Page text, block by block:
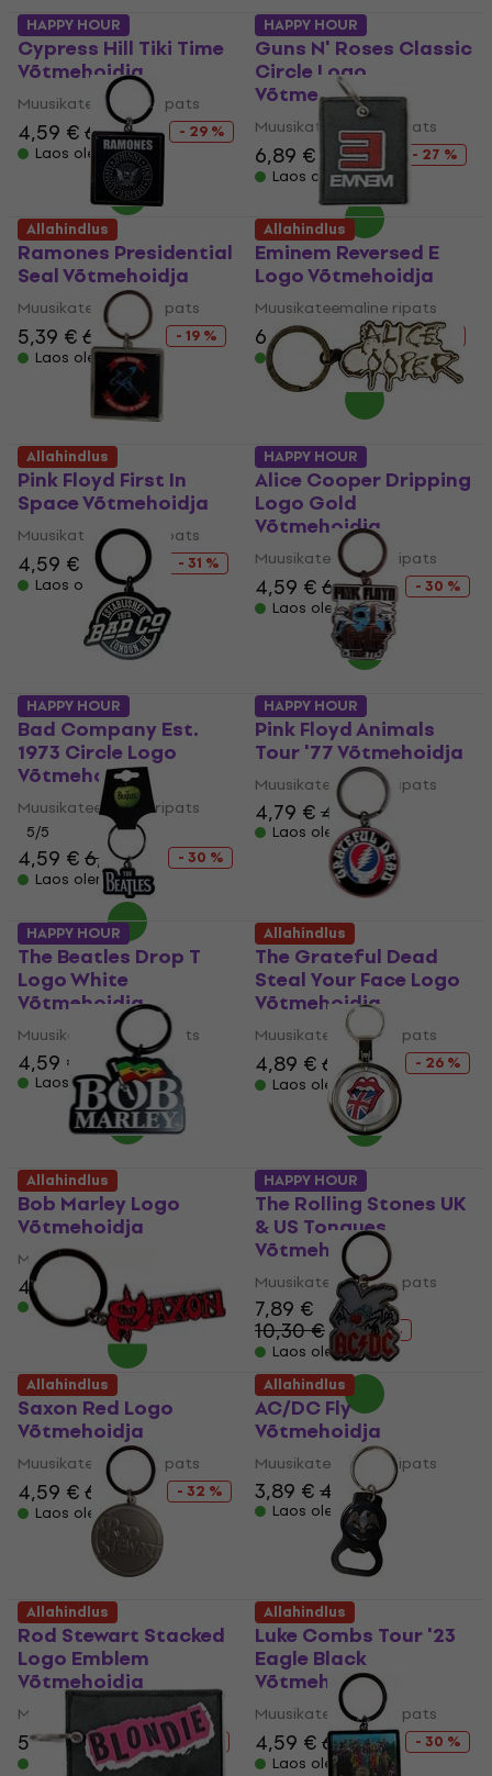
Cypress Hill Tiki Time
Võtmehoidja
Muusikateemaline ripats
4,59 €6,49 €
- 29 %
Laos olemas
Guns N' Roses Classic
Circle Logo
Võtmehoidja
Muusikateemaline ripats
6,89 € 9,39 €
- 27 %
Laos olemas
HAPPY HOUR
Ramones Presidential
Seal Võtmehoidja
Muusikateemaline ripats
5,39 €6,69 €
- 19 %
Laos olemas
HAPPY HOUR
Eminem Reversed E
Logo Võtmehoidja
Muusikateemaline ripats
6,59 €8,09 €
- 19 %
Laos olemas
Allahindlus
Pink Floyd First In
Space Võtmehoidja
Muusikateemaline ripats
4,59 € 6,69 €
- 31 %
Laos olemas
Allahindlus
Alice Cooper Dripping
Logo Gold
Võtmehoidja
Muusikateemaline ripats
4,59 €6,59 €
- 30 %
Laos olemas
Allahindlus
Bad Company Est.
1973 Circle Logo
Võtmehoidja
Muusikateemaline ripats
5/5
4,59 €6,59 €
- 30 %
Laos olemas
HAPPY HOUR
Pink Floyd Animals
Tour '77 Võtmehoidja
Muusikateemaline ripats
4,79 €4,89 €
Laos olemas
HAPPY HOUR
The Beatles Drop T
Logo White
Võtmehoidja
Muusikateemaline ripats
4,59 €
Laos olemas
HAPPY HOUR
The Grateful Dead
Steal Your Face Logo
Võtmehoidja
Muusikateemaline ripats
4,89 €6,59 €
- 26 %
Laos olemas
HAPPY HOUR
Bob Marley Logo
Võtmehoidja
Muusikateemaline ripats
4,49 €
Laos olemas
Allahindlus
The Rolling Stones UK
& US Tongues
Võtmehoidja
Muusikateemaline ripats
7,89 €
10,30 €
- 23 %
Laos olemas
Allahindlus
Saxon Red Logo
Võtmehoidja
Muusikateemaline ripats
4,59 €6,79 €
- 32 %
Laos olemas
HAPPY HOUR
AC/DC Fly
Võtmehoidja
Muusikateemaline ripats
3,89 €4,29 €
Laos olemas
Allahindlus
Rod Stewart Stacked
Logo Emblem
Võtmehoidja
Muusikateemaline ripats
5,49 €6,69 €
- 18 %
Laos olemas
Allahindlus
Luke Combs Tour '23
Eagle Black
Võtmehoidja
Muusikateemaline ripats
4,59 €6,59 €
- 30 %
Laos olemas
Allahindlus Allahindlus